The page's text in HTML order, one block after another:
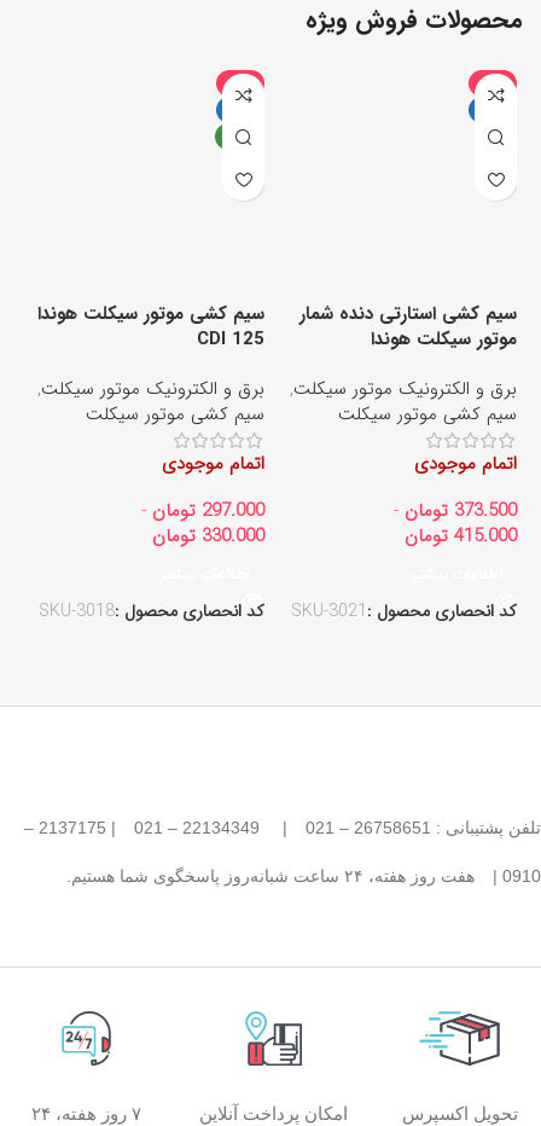
محصولات فروش ویژه
-9%
سیم کشی استارتی دنده شمار
موتور سیکلت هوندا
برق و الکترونیک موتور سیکلت,
سیم کشی موتور سیکلت
اتمام موجودی
373.500 تومان -
415.000 تومان
کد انحصاری محصول :SKU-3021
-6%
جدید
سیم کشی موتور سیکلت هوندا
CDI 125
برق و الکترونیک موتور سیکلت,
سیم کشی موتور سیکلت
اتمام موجودی
297.000 تومان -
330.000 تومان
کد انحصاری محصول :SKU-3018
تلفن پشتیبانی : 26758651 – 021 |
| 2137175 –
0910 | هفت روز هفته، ۲۴ ساعت شبانه‌روز پاسخگوی شما هستیم.
تحویل اکسپرس امکان پرداخت آنلاین ۷ روز هفته، ۲۴